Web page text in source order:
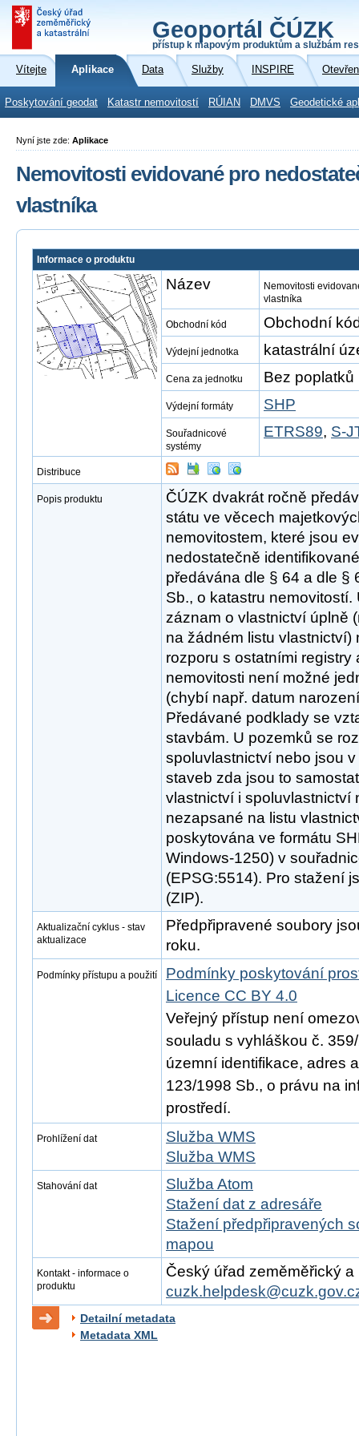
Geoportál ČÚZK
přístup k mapovým produktům a službám
Vítejte Aplikace Data Služby INSPIRE
Poskytování geodat Katastr nemovitostí RÚIAN DMVS Geodetické
Nyní jste zde: Aplikace
Nemovitosti evidované pro
vlastníka
Informace o produktu
Název
Nemovitosti
vlastníka
Obchodní kód Obchodní
Výdejní jednotka katastrální
Cena za jednotku Bez poplatků
Výdejní formáty SHP
Souřadnicové
systémy
ETRS89, S-
Distribuce
Popis produktu
ČÚZK dvakrát ročně
státu ve věcech
nemovitostem, které jsou
nedostatečně
předávána dle § 64 a dle §
Sb., o katastru
záznam o vlastnictví úplně
na žádném listu vlastnictví)
rozporu s ostatními
nemovitosti není možné
(chybí např. datum
Předávané podklady se
stavbám. U pozemků se
spoluvlastnictví nebo jsou
staveb zda jsou to
vlastnictví i spoluvlastnictví
nezapsané na listu
poskytována ve formátu
Windows-1250) v
(EPSG:5514). Pro stažení
(ZIP).
Aktualizační cyklus - stav
aktualizace
Předpřipravené soubory
roku.
Podmínky přístupu a použití
Podmínky poskytování
Licence CC BY 4.0
Veřejný přístup není
souladu s vyhláškou č.
územní identifikace, adres
123/1998 Sb., o právu na
prostředí.
Prohlížení dat
Služba WMS
Služba WMS
Stahování dat
Služba Atom
Stažení dat z adresáře
Stažení předpřipravených
mapou
Kontakt - informace o
produktu
Český úřad zeměměřický
Detailní metadata
Metadata XML